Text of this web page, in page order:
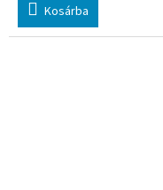
Kosárba